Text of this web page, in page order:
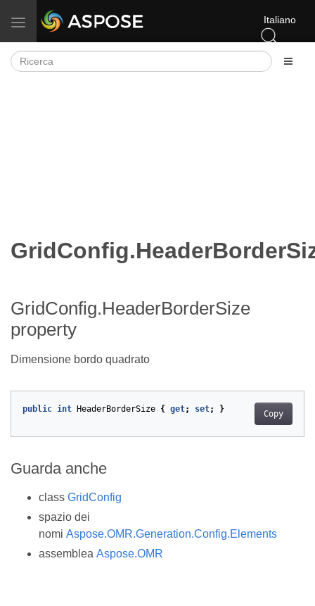
Attiva/disattiva la navigazione Italiano
GridConfig.HeaderBorderSize
property
Dimensione bordo quadrato
Copy
public int HeaderBorderSize { get; set; }
Guarda anche
class GridConfig
spazio dei
nomi Aspose.OMR.Generation.Config.Elements
assemblea Aspose.OMR